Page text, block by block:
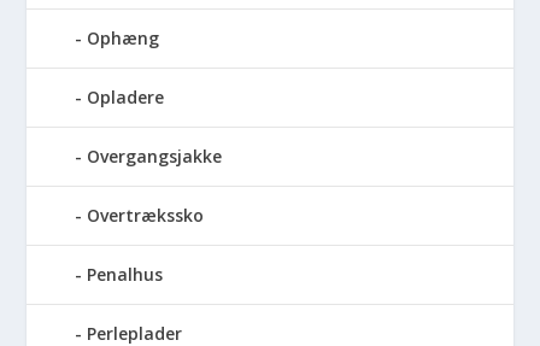
Ophæng
Opladere
Overgangsjakke
Overtrækssko
Penalhus
Perleplader